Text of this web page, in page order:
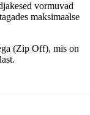
vormuvad
maksimaalse
(Zip Off), mis on